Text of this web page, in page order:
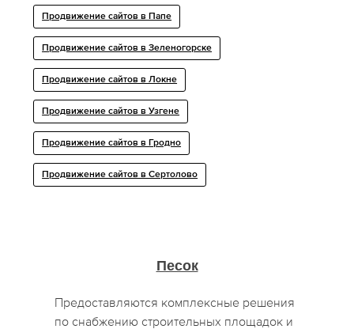
Продвижение сайтов в Папе
Продвижение сайтов в Зеленогорске
Продвижение сайтов в Локне
Продвижение сайтов в Узгене
Продвижение сайтов в Гродно
Продвижение сайтов в Сертолово
Песок
Предоставляются комплексные решения
по снабжению строительных площадок и